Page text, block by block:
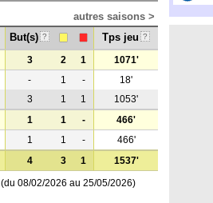
autres saisons >
But(s) ? Tps jeu ?
3 2 1
1071'
- 1 -
18'
3 1 1
1053'
1 1 -
466'
1 1 -
466'
4 3 1
1537'
(du 08/02/2026 au 25/05/2026)